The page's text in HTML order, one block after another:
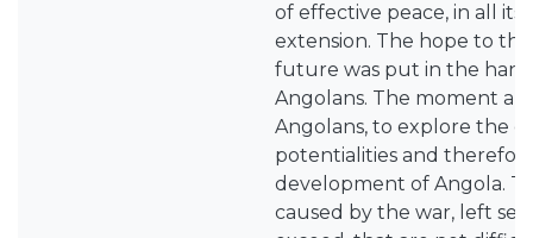
of effective peace, in all its
extension. The hope to
future was put in the
Angolans. The moment
Angolans, to explore the
potentialities and
development of Angola.
caused by the war, left